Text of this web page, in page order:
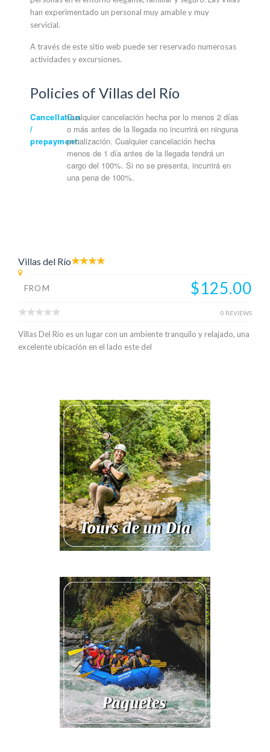
han experimentado un personal muy amable y muy
servicial.
A través de este sitio web puede ser reservado numerosas
actividades y excursiones.
Policies of Villas del Río
Cancellation
/
prepayment:
Cualquier cancelación hecha por lo menos 2 días
o más antes de la llegada no incurrirá en ninguna
penalización. Cualquier cancelación hecha
menos de 1 día antes de la llegada tendrá un
cargo del 100%. Si no se presenta, incurrirá en
una pena de 100%.
Villas del Río
FROM $125.00
0 REVIEWS
Villas Del Rio es un lugar con un ambiente tranquilo y relajado, una
excelente ubicación en el lado este del